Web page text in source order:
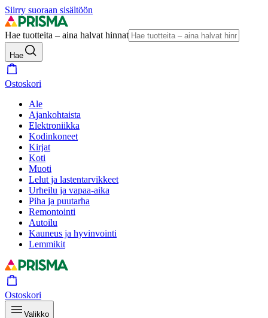
Siirry suoraan sisältöön
Hae tuotteita – aina halvat hinnat
Hae
Ostoskori
Ale
Ajankohtaista
Elektroniikka
Kodinkoneet
Kirjat
Koti
Muoti
Lelut ja lastentarvikkeet
Urheilu ja vapaa-aika
Piha ja puutarha
Remontointi
Autoilu
Kauneus ja hyvinvointi
Lemmikit
Ostoskori
Valikko